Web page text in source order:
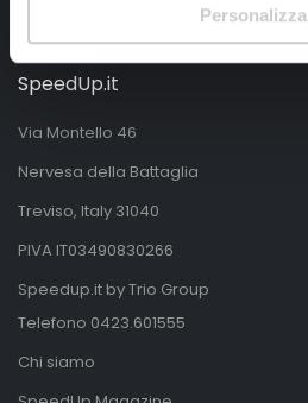
Personalizza
SpeedUp.it
Via Montello 46
Nervesa della Battaglia
Treviso, Italy 31040
PIVA IT03490830266
Speedup.it by Trio Group
Telefono 0423.601555
Chi siamo